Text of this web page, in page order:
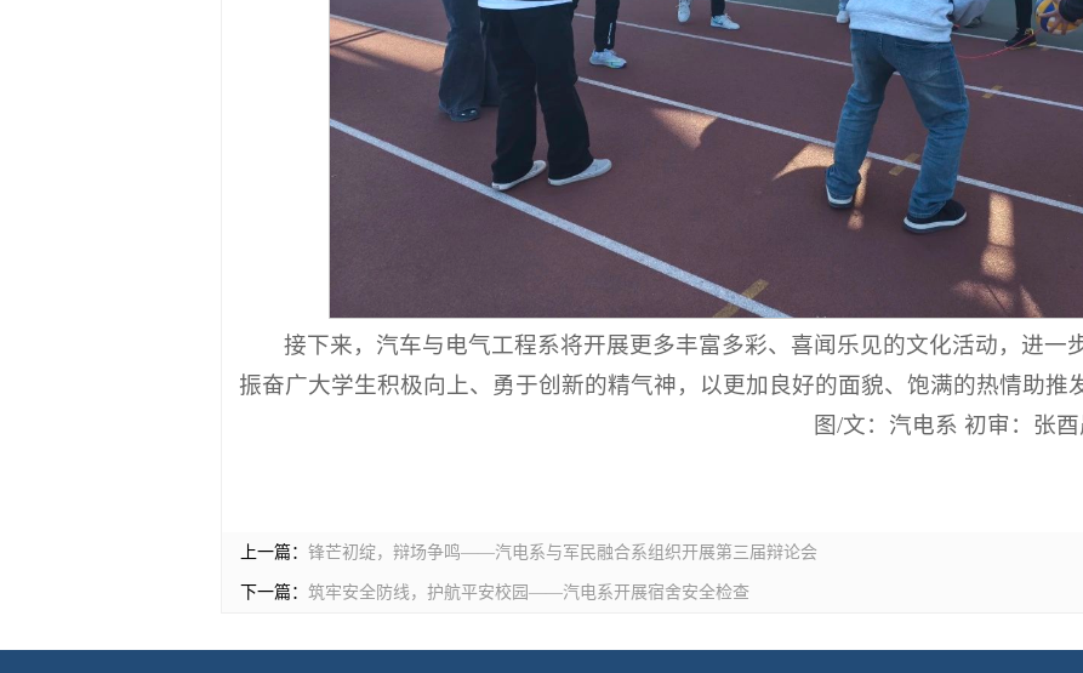
接下来，汽车与电气工程系将开展更多丰富多彩、喜闻乐见的文化活动，进一
振奋广大学生积极向上、勇于创新的精气神，以更加良好的面貌、饱满的热情助推
图/文：汽电系 初审：张
上一篇： 锋芒初绽，辩场争鸣——汽电系与军民融合系组织开展第三届辩论会
下一篇： 筑牢安全防线，护航平安校园——汽电系开展宿舍安全检查